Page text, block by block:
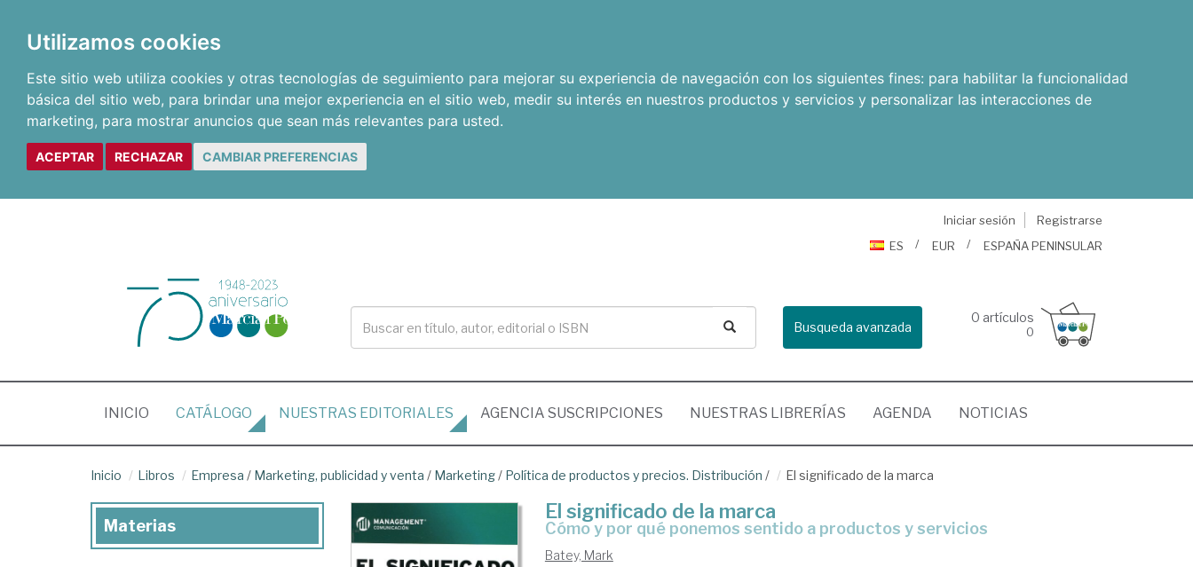
Utilizamos cookies
Este sitio web utiliza cookies y otras tecnologías de seguimiento para mejorar su experiencia de navegación con los siguientes fines: para habilitar la funcionalidad
básica del sitio web, para brindar una mejor experiencia en el sitio web, medir su interés en nuestros productos y servicios y personalizar las interacciones de
marketing, para mostrar anuncios que sean más relevantes para usted.
ACEPTAR RECHAZAR CAMBIAR PREFERENCIAS
Iniciar sesión
Registrarse
ES
EUR ESPAÑA PENINSULAR
Busqueda avanzada
0 artículos
0
INICIO (CURRENT)
CATÁLOGO NUESTRAS EDITORIALES AGENCIA SUSCRIPCIONES NUESTRAS LIBRERÍAS AGENDA NOTICIAS
Inicio Libros Empresa / Marketing, publicidad y venta / Marketing/ Política de productos y precios. Distribución / El significado de la marca
El significado de la marca
cómo y por qué ponemos sentido a productos y servicios
Batey, Mark
Materias